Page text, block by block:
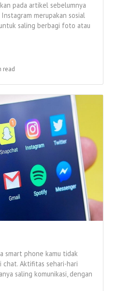
pada artikel sebelumnya
merupakan sosial
saling berbagi foto atau
read
smart phone kamu tidak
chat. Aktifitas sehari-hari
saling komunikasi, dengan